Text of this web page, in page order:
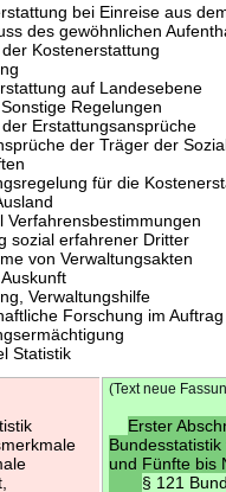
bei Einreise aus
des gewöhnlichen
Kostenerstattung
auf Landesebene
Regelungen
Erstattungsansprüche
der Träger der
für die
Verfahrensbestimmungen
sozial erfahrener Dritter
von Verwaltungsakten
Verwaltungshilfe
Forschung im
Statistik
(Text neue
Erster
und Fünfte bis
§ 121